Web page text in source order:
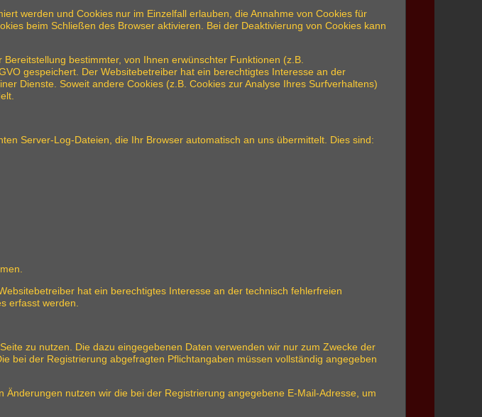
werden und Cookies nur im Einzelfall erlauben, die Annahme von Cookies für
beim Schließen des Browser aktivieren. Bei der Deaktivierung von Cookies kann
bestimmter, von Ihnen erwünschter Funktionen (z.B.
gespeichert. Der Websitebetreiber hat ein berechtigtes Interesse an der
Dienste. Soweit andere Cookies (z.B. Cookies zur Analyse Ihres Surfverhaltens)
Server-Log-Dateien, die Ihr Browser automatisch an uns übermittelt. Dies sind:
hat ein berechtigtes Interesse an der technisch fehlerfreien
erfasst werden.
zu nutzen. Die dazu eingegebenen Daten verwenden wir nur zum Zwecke der
bei der Registrierung abgefragten Pflichtangaben müssen vollständig angegeben
nutzen wir die bei der Registrierung angegebene E-Mail-Adresse, um